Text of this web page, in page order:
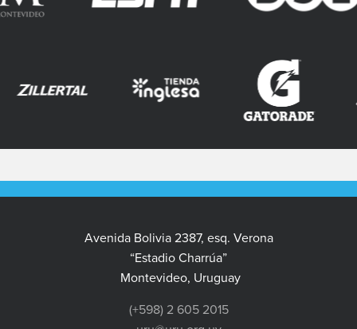
Avenida Bolivia 2387, esq. Verona
“Estadio Charrúa”
Montevideo, Uruguay
(+598) 2 605 2015